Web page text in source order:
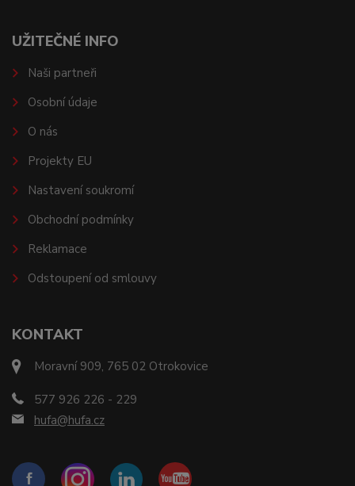
KONTAKT
Moravní 909, 765 02 Otrokovice
577 926 226 - 229
hufa@hufa.cz
UŽITEČNÉ INFO
Naši partneři
Osobní údaje
O nás
Projekty EU
Nastavení soukromí
Obchodní podmínky
Reklamace
Odstoupení od smlouvy